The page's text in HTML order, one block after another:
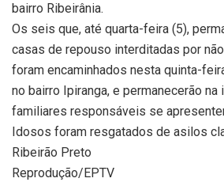
bairro Ribeirânia.
Os seis que, até quarta-feira (5),
casas de repouso interditadas por
foram encaminhados nesta quinta-
no bairro Ipiranga, e permanecerão
familiares responsáveis se
Idosos foram resgatados de asilos
Ribeirão Preto
Reprodução/EPTV